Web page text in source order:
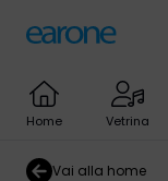
Home Vetrina
Vai alla home